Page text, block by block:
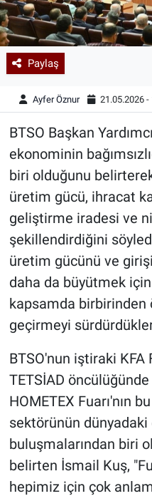
Paylaş
Ayfer Öznur 21.05.2026 -
BTSO Başkan
ekonominin
biri olduğunu
üretim gücü, ihracat
geliştirme iradesi ve
şekillendirdiğini
üretim gücünü ve
daha da büyütmek için
kapsamda
geçirmeyi
BTSO'nun iştiraki KFA
TETSİAD
HOMETEX Fuarı'nın
sektörünün
buluşmalarından biri
belirten İsmail Kuş,
hepimiz için çok